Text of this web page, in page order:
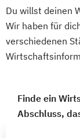
Du willst deinen
Wir haben für
verschiedenen
Finde ein
Abschluss,